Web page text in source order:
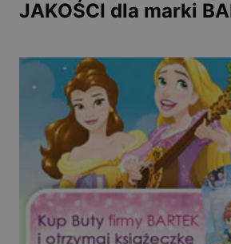
JAKOŚCI dla marki